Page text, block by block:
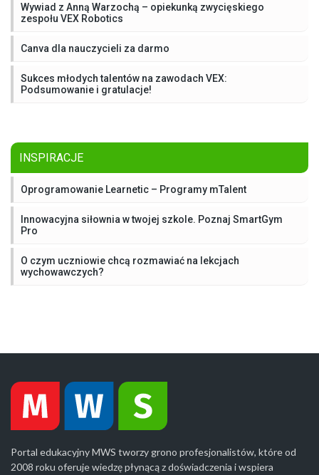
Wywiad z Anną Warzochą – opiekunką zwycięskiego
zespołu VEX Robotics
Canva dla nauczycieli za darmo
Sukces młodych talentów na zawodach VEX:
Podsumowanie i gratulacje!
INSPIRACJE
Oprogramowanie Learnetic – Programy mTalent
Innowacyjna siłownia w twojej szkole. Poznaj SmartGym
Pro
O czym uczniowie chcą rozmawiać na lekcjach
wychowawczych?
Portal edukacyjny MWS tworzy grono profesjonalistów, które od
2008 roku oferuje wiedzę płynącą z doświadczenia i wspiera